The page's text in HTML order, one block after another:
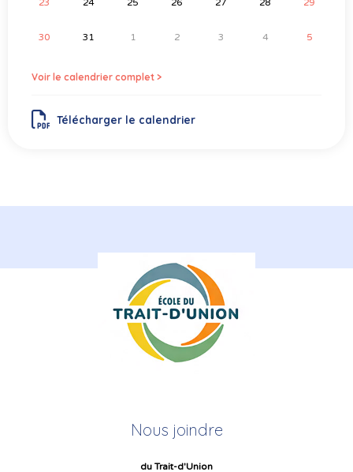
30 31 1 2 3 4 5
Voir le calendrier complet >
Télécharger le calendrier
Nous joindre
du Trait-d'Union